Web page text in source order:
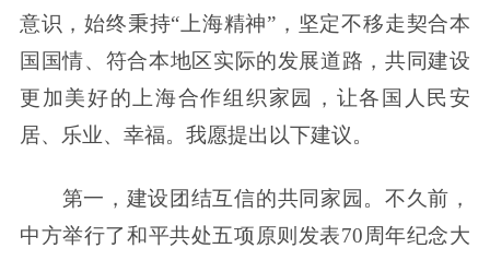
意识，始终秉持“上海精神”，坚定不移走契合本
国国情、符合本地区实际的发展道路，共同建设
更加美好的上海合作组织家园，让各国人民安
居、乐业、幸福。我愿提出以下建议。
第一，建设团结互信的共同家园。不久前，
中方举行了和平共处五项原则发表70周年纪念大